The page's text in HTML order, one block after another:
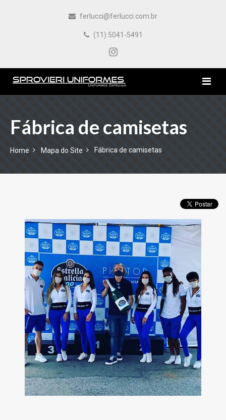
ferlucci@ferlucci.com.br
(11) 5041-5491
Fábrica de camisetas
Home Mapa do Site Fábrica de camisetas